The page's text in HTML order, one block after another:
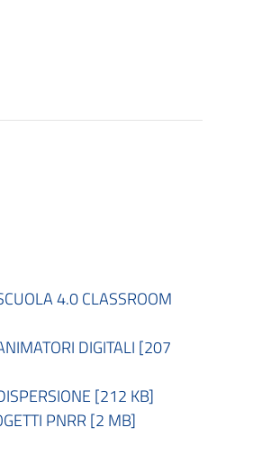
4.0 CLASSROOM
DIGITALI [207
[212 KB]
PNRR [2 MB]